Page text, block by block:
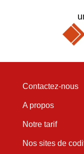
Contactez-nous
A propos
Notre tarif
Nos sites de